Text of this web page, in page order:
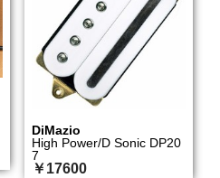
DiMazio
High Power/D Sonic DP20
7
￥17600